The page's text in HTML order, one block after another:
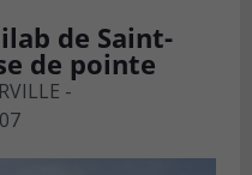
de Saint-
de pointe
-